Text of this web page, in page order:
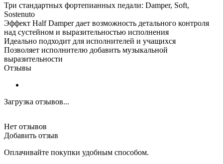
Три стандартных фортепианных педали: Damper, Soft,
Sostenuto
Эффект Half Damper дает возможность детального контроля
над сустейном и выразительностью исполнения
Идеально подходит для исполнителей и учащихся
Позволяет исполнителю добавить музыкальной
выразительности
Отзывы
Загрузка отзывов...
Нет отзывов
Добавить отзыв
Оплачивайте покупки удобным способом.